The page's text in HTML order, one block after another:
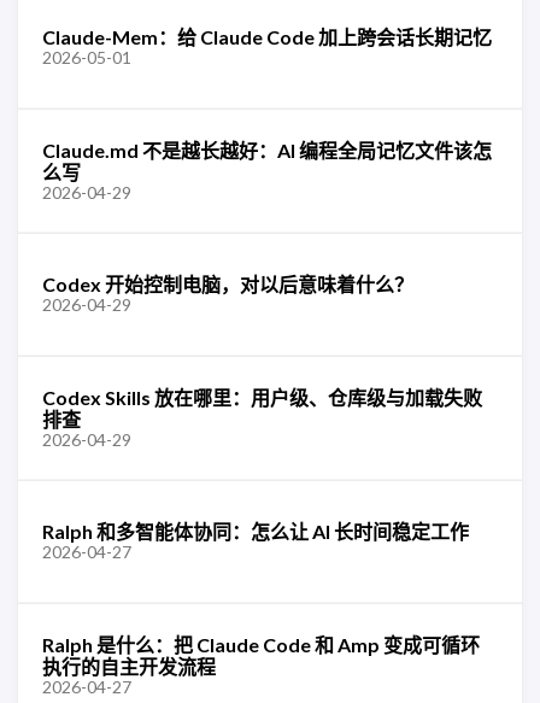
Claude-Mem：给 Claude Code 加上跨会话长期记忆
2026-05-01
Claude.md 不是越长越好：AI 编程全局记忆文件该怎
么写
2026-04-29
Codex 开始控制电脑，对以后意味着什么？
2026-04-29
Codex Skills 放在哪里：用户级、仓库级与加载失败
排查
2026-04-29
Ralph 和多智能体协同：怎么让 AI 长时间稳定工作
2026-04-27
Ralph 是什么：把 Claude Code 和 Amp 变成可循环
执行的自主开发流程
2026-04-27